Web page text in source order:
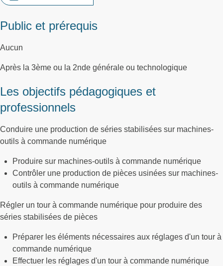
Public et prérequis
Aucun
Après la 3ème ou la 2nde générale ou technologique
Les objectifs pédagogiques et
professionnels
Conduire une production de séries stabilisées sur machines-
outils à commande numérique
Produire sur machines-outils à commande numérique
Contrôler une production de pièces usinées sur machines-
outils à commande numérique
Régler un tour à commande numérique pour produire des
séries stabilisées de pièces
Préparer les éléments nécessaires aux réglages d'un tour à
commande numérique
Effectuer les réglages d'un tour à commande numérique